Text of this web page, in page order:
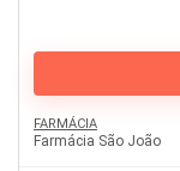
FARMÁCIA
Farmácia São João